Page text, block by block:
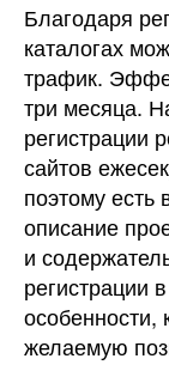
Благодаря
каталогах
трафик.
три месяца.
регистрации
сайтов
поэтому есть
описание
и
регистрации
особенности,
желаемую